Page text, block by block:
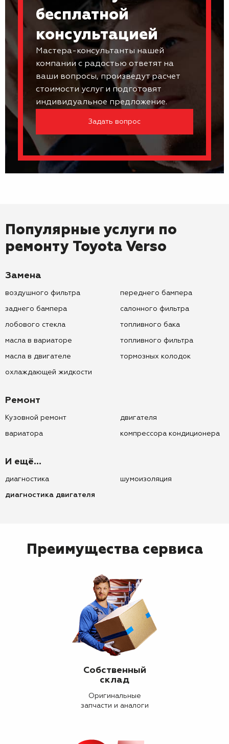
бесплатной
консультацией
Мастера-консультанты нашей
компании с радостью ответят на
ваши вопросы, произведут расчет
стоимости услуг и подготовят
индивидуальное предложение.
Задать вопрос
Популярные услуги по
ремонту Toyota Verso
Замена
воздушного фильтра
заднего бампера
лобового стекла
масла в вариаторе
масла в двигателе
охлаждающей жидкости
переднего бампера
салонного фильтра
топливного бака
топливного фильтра
тормозных колодок
Ремонт
Кузовной ремонт
вариатора
двигателя
компрессора кондиционера
И ещё...
диагностика
диагностика двигателя
шумоизоляция
Преимущества сервиса
Собственный
склад
Оригинальные
запчасти и аналоги